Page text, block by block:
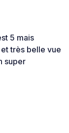
5 mais
très belle vue
super